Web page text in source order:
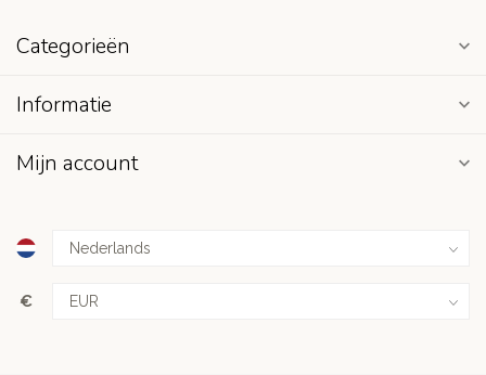
Categorieën
Informatie
Mijn account
€